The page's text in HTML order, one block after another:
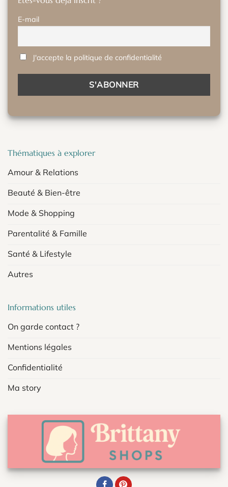
E-mail
J'accepte la politique de confidentialité
Thématiques à explorer
Amour & Relations
Beauté & Bien-être
Mode & Shopping
Parentalité & Famille
Santé & Lifestyle
Autres
Informations utiles
On garde contact ?
Mentions légales
Confidentialité
Ma story